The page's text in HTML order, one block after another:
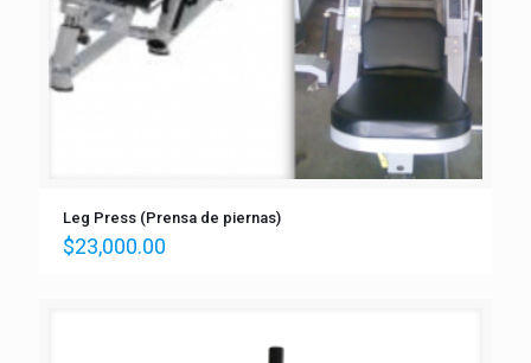
Leg Press (Prensa de piernas)
$23,000.00